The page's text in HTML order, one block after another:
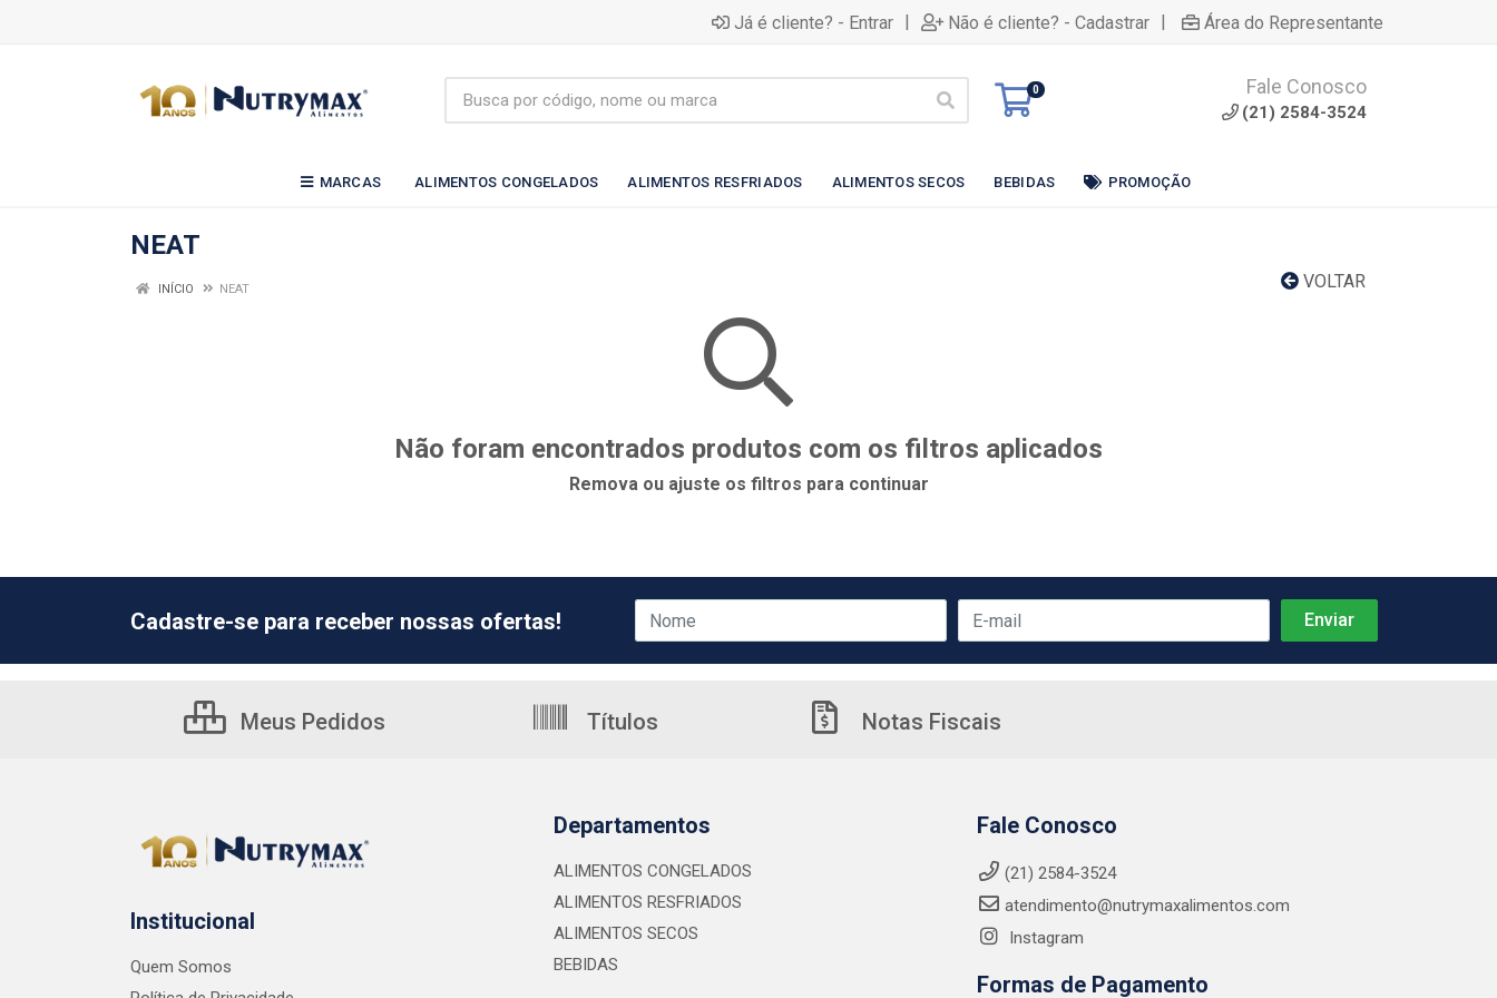
Já é cliente? - Entrar | Não é cliente? - Cadastrar | Área do Representante
0 Fale Conosco
(21) 2584-3524
MARCAS ALIMENTOS CONGELADOS ALIMENTOS RESFRIADOS ALIMENTOS SECOS BEBIDAS PROMOÇÃO
NEAT
VOLTAR
INÍCIO NEAT
Não foram encontrados produtos com os filtros aplicados
Remova ou ajuste os filtros para continuar
Cadastre-se para receber nossas ofertas!
Meus Pedidos Títulos Notas Fiscais
Institucional
Quem Somos
Departamentos
ALIMENTOS CONGELADOS
ALIMENTOS RESFRIADOS
ALIMENTOS SECOS
BEBIDAS
Fale Conosco
(21) 2584-3524
atendimento@nutrymaxalimentos.com
Instagram
Formas de Pagamento